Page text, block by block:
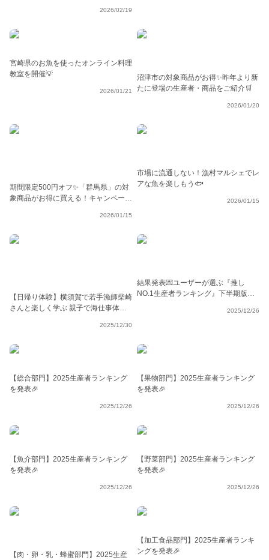
2026/02/19
宮崎県のお魚を使ったオンライン料理
教室を開催💡
2026/01/21
沼津市の対象商品がお得✨昨年より新
たに登場の生産者・商品をご紹介🛒
2026/01/20
期間限定500円オフ✨「群馬県」の対
象商品がお得に買える！キャンペーン
2026/01/15
市場に流通しない！漁村マルシェでレ
アな魚を楽しもう🐟
2026/01/15
【日帰り体験】横須賀で若手漁師柴崎
さんと楽しく学ぶ 親子で海仕事体
2025/12/30
結果発表💌ユーザーが選ぶ『推し
NO.1生産者ランキング』下半期版
2025/12/26
【総合部門】2025生産者ランキング
を発表🎉
2025/12/26
【果物部門】2025生産者ランキング
を発表🎉
2025/12/26
【魚介部門】2025生産者ランキング
を発表🎉
2025/12/26
【野菜部門】2025生産者ランキング
を発表🎉
2025/12/26
【肉・卵・乳・蜂蜜部門】2025生産
【加工食品部門】2025生産者ランキ
ングを発表🎉